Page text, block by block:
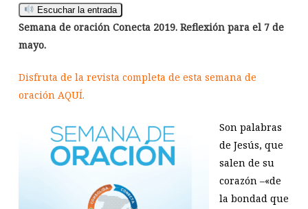
Escuchar la entrada
Semana de oración Conecta 2019. Reflexión para el 7 de
mayo.
Disfruta de la revista completa de esta semana de
oración AQUÍ.
Son palabras
de Jesús, que
salen de su
corazón –«de
la bondad que